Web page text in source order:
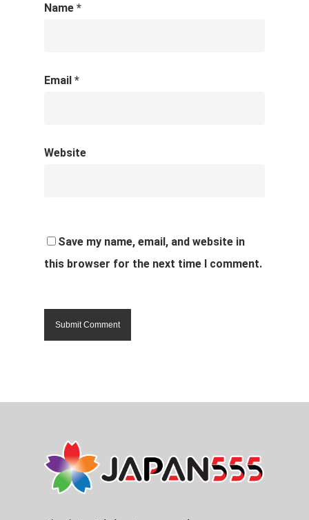
Name *
Email *
Website
Save my name, email, and website in
this browser for the next time I comment.